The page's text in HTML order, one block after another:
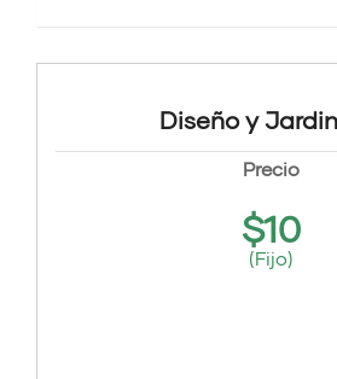
Diseño y
Precio
$10
(Fijo)